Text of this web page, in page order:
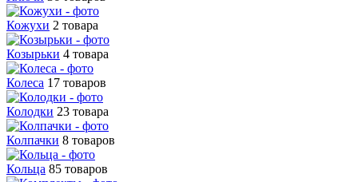
Кожухи 2 товара
Козырьки 4 товара
Колеса 17 товаров
Колодки 23 товара
Колпачки 8 товаров
Кольца 85 товаров